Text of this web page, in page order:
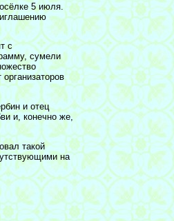
5 июля.
с
сумели
и отец
и, конечно же,
такой
на